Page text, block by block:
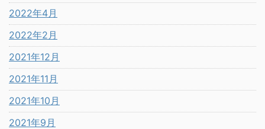
2022年4月
2022年2月
2021年12月
2021年11月
2021年10月
2021年9月